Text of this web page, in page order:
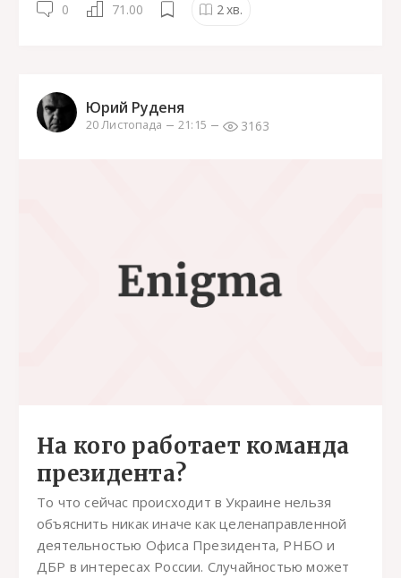
0 71.00 2хв.
Юрий Руденя
20 Листопада 21:15 3163
На кого работает команда
президента?
То что сейчас происходит в Украине нельзя
объяснить никак иначе как целенаправленной
деятельностью Офиса Президента, РНБО и
ДБР в интересах России. Случайностью может